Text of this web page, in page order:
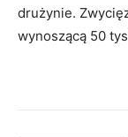
drużynie.
wynoszącą 50